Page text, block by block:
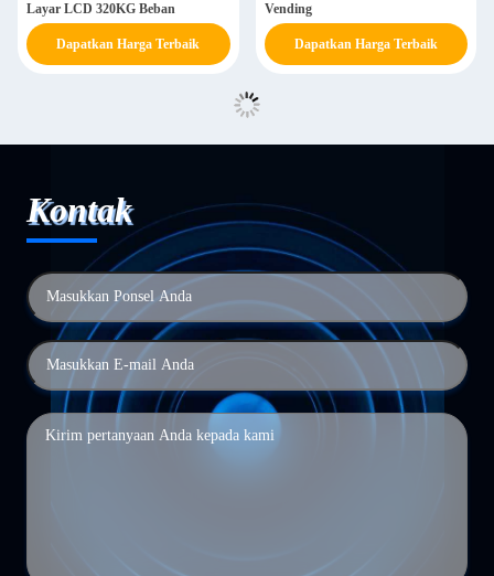
Layar LCD 320KG Beban
Dapatkan Harga Terbaik
Vending
Dapatkan Harga Terbaik
Kontak